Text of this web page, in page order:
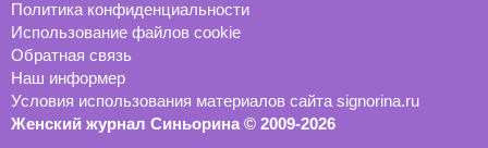
Политика конфиденциальности
Использование файлов cookie
Обратная связь
Наш информер
Условия использования материалов сайта signorina.ru
Женский журнал Синьорина © 2009-2026